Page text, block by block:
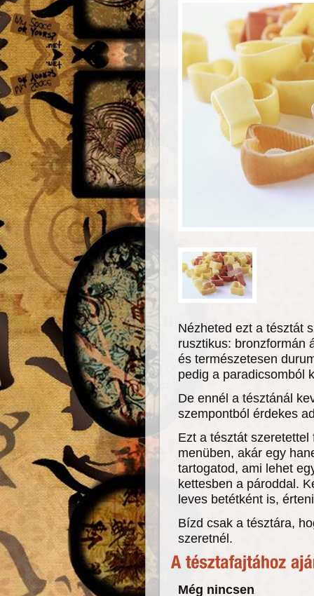
Nézheted ezt a tésztát
rusztikus: bronzformán
és természetesen
pedig a paradicsomból
De ennél a tésztánál
szempontból érdekes
Ezt a tésztát
menüben, akár egy
tartogatod, ami lehet
kettesben a pároddal.
leves betétként is,
Bízd csak a tésztára,
szeretnél.
Még nincsen